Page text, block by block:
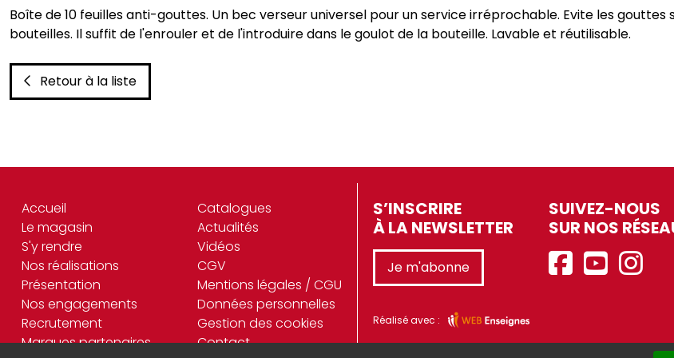
Boîte de 10 feuilles anti-gouttes. Un bec verseur universel pour un service irréprochable. Evite les
bouteilles. Il suffit de l'enrouler et de l'introduire dans le goulot de la bouteille. Lavable et réutilisable.
Retour à la liste
Accueil
Le magasin
S'y rendre
Nos réalisations
Présentation
Nos engagements
Recrutement
Marques partenaires
Catalogues
Actualités
Vidéos
CGV
Mentions légales / CGU
Données personnelles
Gestion des cookies
Contact
S’INSCRIRE
À LA NEWSLETTER
Je m'abonne
SUIVEZ-NOUS
SUR NOS
Réalisé avec :